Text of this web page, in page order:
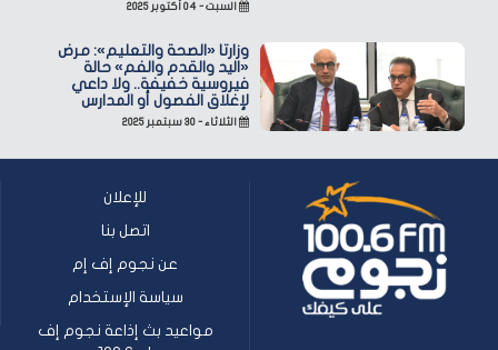
السبت - ٠٤ أكتوبر ٢٠٢٥
وزارتا «الصحة والتعليم»: مرض
«اليد والقدم والفم» حالة
فيروسية خفيفة.. ولا داعي
لإغلاق الفصول أو المدارس
الثلاثاء - ٣٠ سبتمبر ٢٠٢٥
للإعلان
اتصل بنا
عن نجوم إف إم
سياسة الإستخدام
مواعيد بث إذاعة نجوم إف